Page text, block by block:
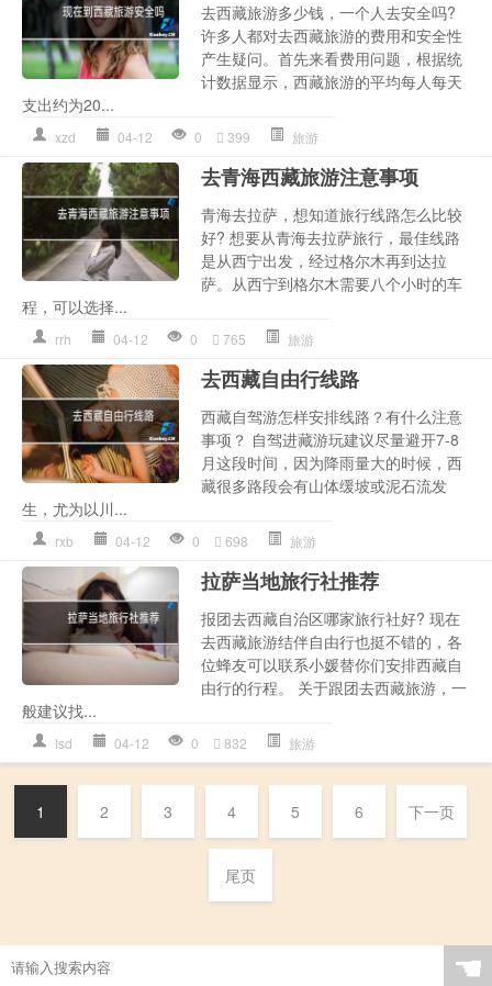
去西藏旅游多少钱，一个人去安全吗?
许多人都对去西藏旅游的费用和安全性
产生疑问。首先来看费用问题，根据统
计数据显示，西藏旅游的平均每人每天
支出约为20...
xzd 04-12 0 399 旅游
去青海西藏旅游注意事项
青海去拉萨，想知道旅行线路怎么比较
好? 想要从青海去拉萨旅行，最佳线路
是从西宁出发，经过格尔木再到达拉
萨。从西宁到格尔木需要八个小时的车
程，可以选择...
rrh 04-12 0 765 旅游
去西藏自由行线路
西藏自驾游怎样安排线路？有什么注意
事项？ 自驾进藏游玩建议尽量避开7-8
月这段时间，因为降雨量大的时候，西
藏很多路段会有山体缓坡或泥石流发
生，尤为以川...
rxb 04-12 0 698 旅游
拉萨当地旅行社推荐
报团去西藏自治区哪家旅行社好? 现在
去西藏旅游结伴自由行也挺不错的，各
位蜂友可以联系小媛替你们安排西藏自
由行的行程。 关于跟团去西藏旅游，一
般建议找...
lsd 04-12 0 832 旅游
1 2 3 4 5 6 下一页
尾页
☚